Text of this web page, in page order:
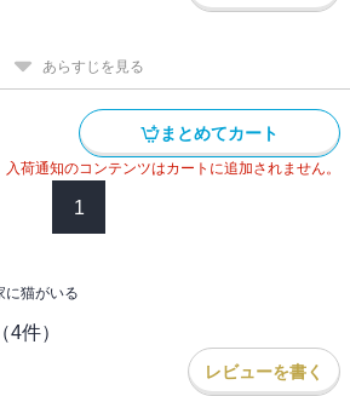
あらすじを見る
まとめてカート
荷通知のコンテンツはカートに追加されません。
1
に猫がいる
（4件）
レビューを書く